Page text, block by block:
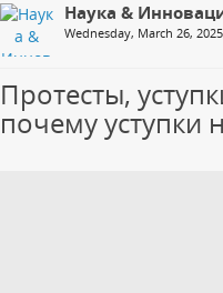
Наука &
Wednesday, March 26,
Протесты,
почему уступки